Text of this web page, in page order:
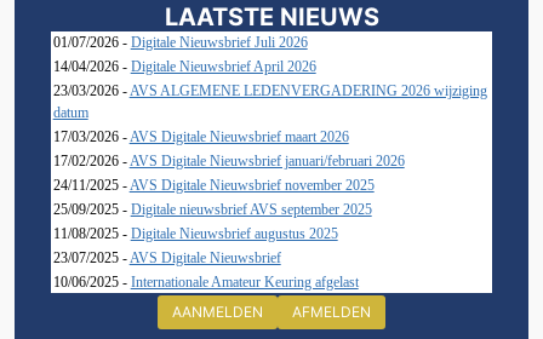
LAATSTE NIEUWS
01/07/2026 - Digitale Nieuwsbrief Juli 2026
14/04/2026 - Digitale Nieuwsbrief April 2026
23/03/2026 - AVS ALGEMENE LEDENVERGADERING 2026 wijziging
datum
17/03/2026 - AVS Digitale Nieuwsbrief maart 2026
17/02/2026 - AVS Digitale Nieuwsbrief januari/februari 2026
24/11/2025 - AVS Digitale Nieuwsbrief november 2025
25/09/2025 - Digitale nieuwsbrief AVS september 2025
11/08/2025 - Digitale Nieuwsbrief augustus 2025
23/07/2025 - AVS Digitale Nieuwsbrief
10/06/2025 - Internationale Amateur Keuring afgelast
AANMELDEN AFMELDEN